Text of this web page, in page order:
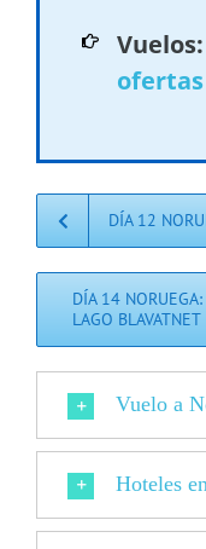
Vuelos:
DÍA 12
DÍA 14
LAGO BLAVATNET
Vuelo a
Hoteles